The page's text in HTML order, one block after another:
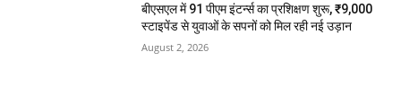
बीएसएल में 91 पीएम इंटर्न्स का प्रशिक्षण शुरू, ₹9,000
स्टाइपेंड से युवाओं के सपनों को मिल रही नई उड़ान
August 2, 2026